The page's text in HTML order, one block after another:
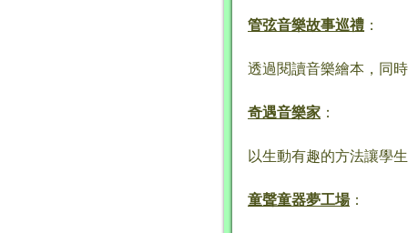
管弦音樂故事巡禮 ：
透過閱讀音樂繪本，同
奇遇音樂家 ：
以生動有趣的方法讓學
童聲童器夢工場：